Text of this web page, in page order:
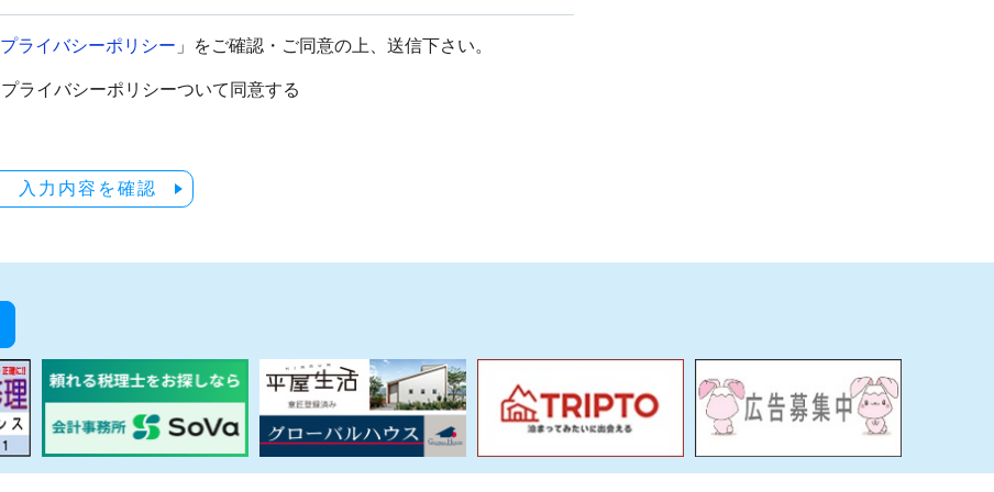
プライバシーポリシー 」をご確認・ご同意の上、送信下さい。
プライバシーポリシーついて同意する
入力内容を確認